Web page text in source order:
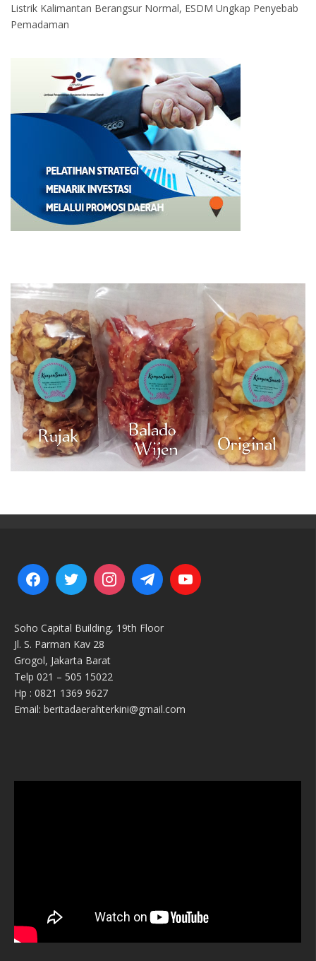
Listrik Kalimantan Berangsur Normal, ESDM Ungkap Penyebab
Pemadaman
Soho Capital Building, 19th Floor
Jl. S. Parman Kav 28
Grogol, Jakarta Barat
Telp 021 – 505 15022
Hp : 0821 1369 9627
Email: beritadaerahterkini@gmail.com